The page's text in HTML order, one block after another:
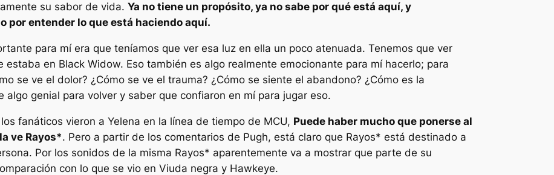
su sabor de vida. Ya no tiene un propósito, ya no sabe por qué está aquí, y
por entender lo que está haciendo aquí.
para mí era que teníamos que ver esa luz en ella un poco atenuada. Tenemos que ver
en Black Widow. Eso también es algo realmente emocionante para mí hacerlo; para
se ve el dolor? ¿Cómo se ve el trauma? ¿Cómo se siente el abandono? ¿Cómo es la
algo genial para volver y saber que confiaron en mí para jugar eso.
fanáticos vieron a Yelena en la línea de tiempo de MCU, Puede haber mucho que ponerse al
ve Rayos*. Pero a partir de los comentarios de Pugh, está claro que Rayos* está destinado a
Por los sonidos de la misma Rayos* aparentemente va a mostrar que parte de su
con lo que se vio en Viuda negra y Hawkeye.